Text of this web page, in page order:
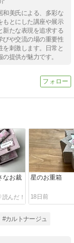
和美氏による、多彩な
もとにした講座や展示
新たな表現を追求する
びや交流の場の重要性
刺激します。日常と
提供が魅力です。
なお裁
星のお重箱
18日前
#カルトナージュ